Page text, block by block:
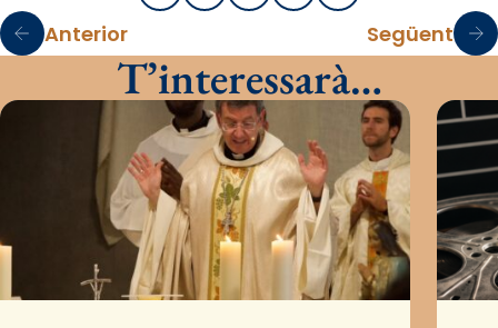
Anterior Següent
T’interessarà…